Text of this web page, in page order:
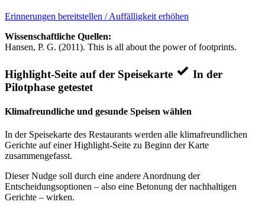
Erinnerungen bereitstellen / Auffälligkeit erhöhen
Wissenschaftliche Quellen:
Hansen, P. G. (2011). This is all about the power of footprints.
Highlight-Seite auf der Speisekarte
In der
Pilotphase getestet
Klimafreundliche und gesunde Speisen wählen
In der Speisekarte des Restaurants werden alle klimafreundlichen
Gerichte auf einer Highlight-Seite zu Beginn der Karte
zusammengefasst.
Dieser Nudge soll durch eine andere Anordnung der
Entscheidungsoptionen – also eine Betonung der nachhaltigen
Gerichte – wirken.